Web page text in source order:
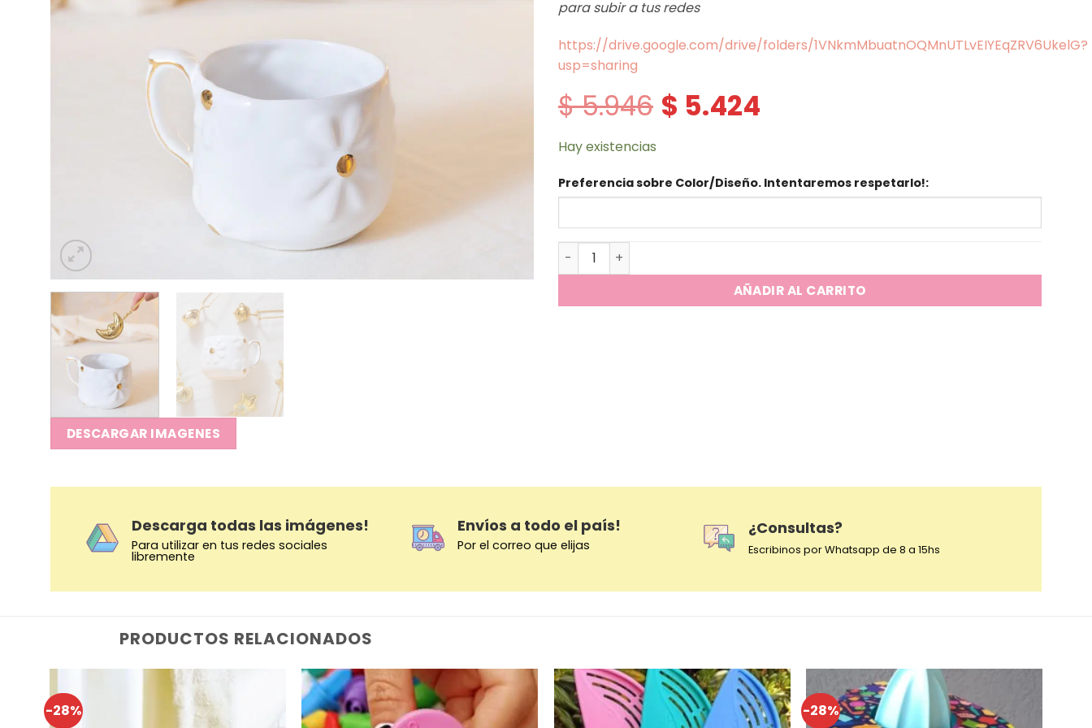
DESCARGAR IMAGENES
para subir a tus redes
https://drive.google.com/drive/folders/1VNkmMbuatnOQMnUTLvEIYEqZRV6UkelG?
usp=sharing
$5.946 El
precio
original
$ 5.424precio
Hay existencias
Preferencia sobre Color/Diseño. Intentaremos respetarlo!:
Pinza de Té- Luna cantidad
AÑADIR AL CARRITO
Descarga todas las imágenes!
Para utilizar en tus redes sociales
libremente
Envíos a todo el país!
Por el correo que elijas
¿Consultas?
Escribinos por Whatsapp de 8 a 15hs
PRODUCTOS RELACIONADOS
-28% -28%